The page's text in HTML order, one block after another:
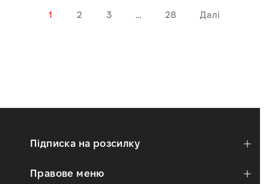
1 2 3 … 28 Далі
Підписка на розсилку
Правове меню